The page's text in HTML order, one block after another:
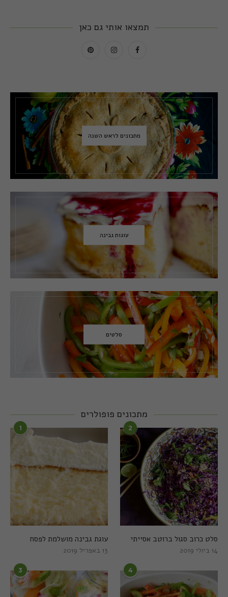
תמצאו אותי גם כאן
מתכונים לראש השנה
עוגות גבינה
סלטים
מתכונים פופולרים
1
עוגת גבינה מושלמת לפסח
13 באפריל 2019
2
סלט כרוב סגול ברוטב אסייתי
14 ביולי 2019
3 4